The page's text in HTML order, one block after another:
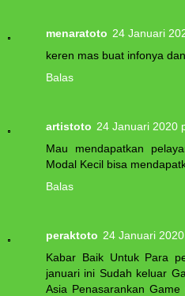
menaratoto 24 Januari
keren mas buat infonya
Balas
artistoto 24 Januari 2020
Mau mendapatkan
Modal Kecil bisa
Balas
peraktoto 24 Januari
Kabar Baik Untuk Para
januari ini Sudah keluar
Asia Penasarankan